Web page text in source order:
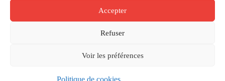
Accepter
Refuser
Voir les préférences
Politique de cookies